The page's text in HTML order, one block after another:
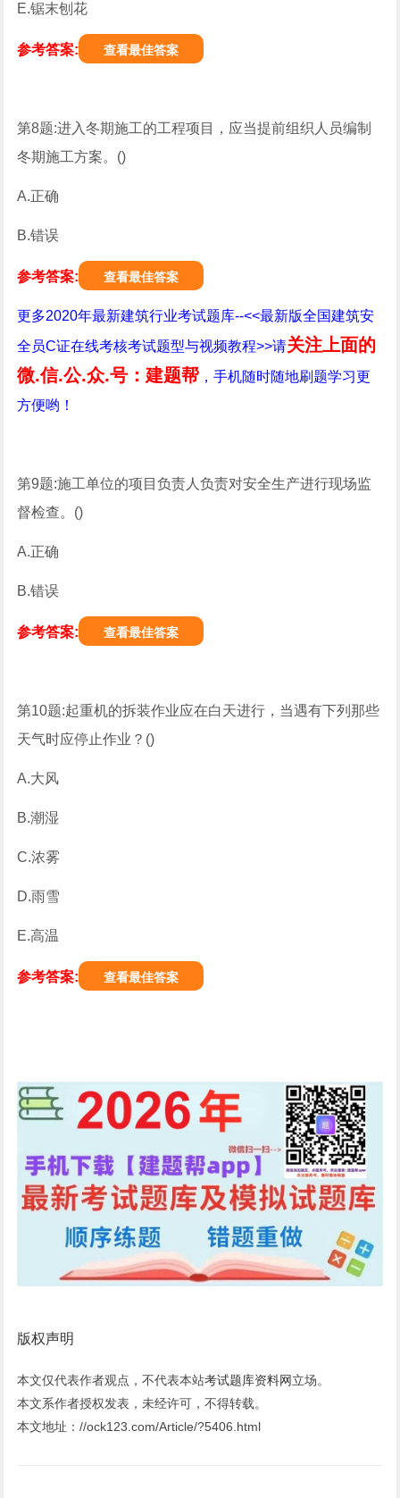
E.锯末刨花
参考答案: 查看最佳答案
第8题:进入冬期施工的工程项目，应当提前组织人员编制
冬期施工方案。()
A.正确
B.错误
参考答案: 查看最佳答案
更多2020年最新建筑行业考试题库--<<最新版全国建筑安
全员C证在线考核考试题型与视频教程>>请关注上面的
微.信.公.众.号：建题帮 ，手机随时随地刷题学习更
方便哟！
第9题:施工单位的项目负责人负责对安全生产进行现场监
督检查。()
A.正确
B.错误
参考答案: 查看最佳答案
第10题:起重机的拆装作业应在白天进行，当遇有下列那些
天气时应停止作业？()
A.大风
B.潮湿
C.浓雾
D.雨雪
E.高温
参考答案: 查看最佳答案
版权声明
本文仅代表作者观点，不代表本站考试题库资料网立场。
本文系作者授权发表，未经许可，不得转载。
本文地址：//ock123.com/Article/?5406.html